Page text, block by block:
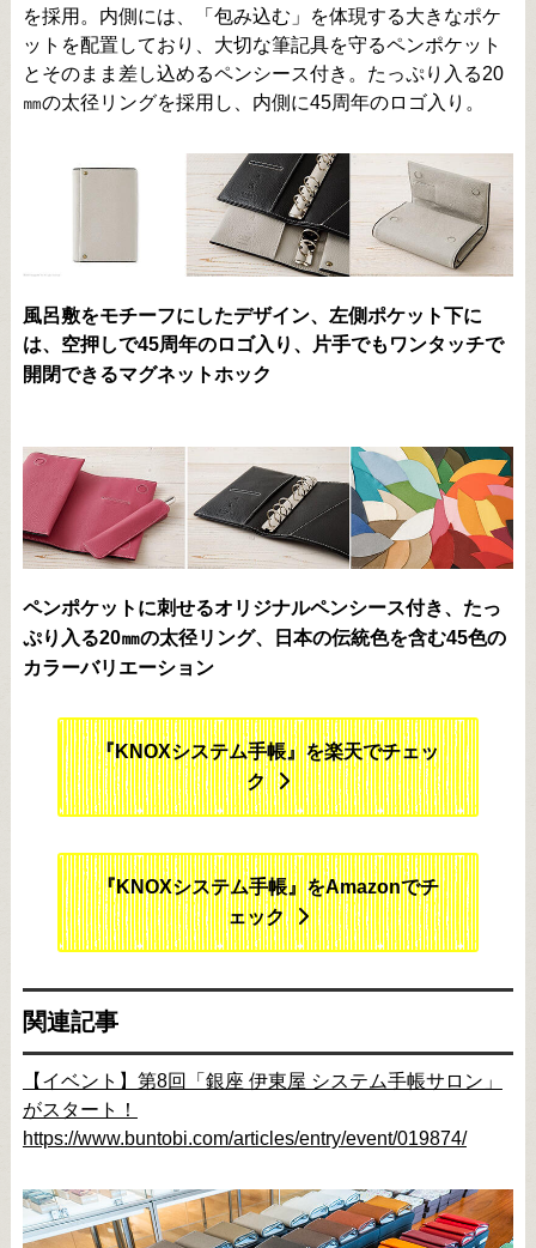
を採用。内側には、「包み込む」を体現する大きなポケ
ットを配置しており、大切な筆記具を守るペンポケット
とそのまま差し込めるペンシース付き。たっぷり入る20
㎜の太径リングを採用し、内側に45周年のロゴ入り。
風呂敷をモチーフにしたデザイン、左側ポケット下に
は、空押しで45周年のロゴ入り、片手でもワンタッチで
開閉できるマグネットホック
ペンポケットに刺せるオリジナルペンシース付き、たっ
ぷり入る20㎜の太径リング、日本の伝統色を含む45色の
カラーバリエーション
『KNOXシステム手帳』を楽天でチェッ
ク
『KNOXシステム手帳』をAmazonでチ
ェック
関連記事
【イベント】第8回「銀座 伊東屋 システム手帳サロン」
がスタート！
https://www.buntobi.com/articles/entry/event/019874/